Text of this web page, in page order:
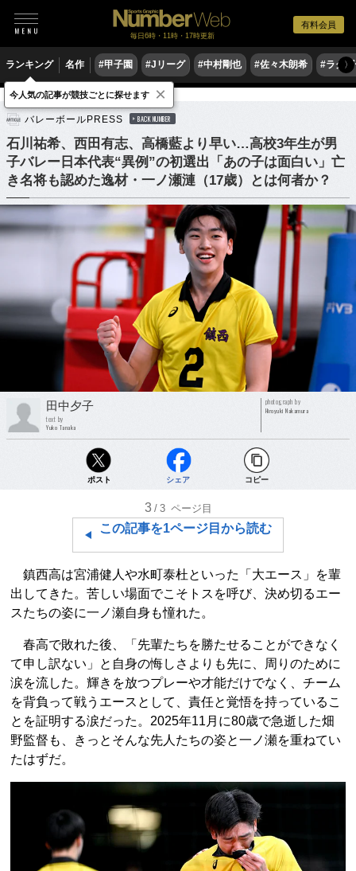
有料会員
毎日6時・11時・17時更新
ランキング 名作 #甲子園 #Jリーグ #中村剛也 #佐々木朗希 #ラグ〉
バレーボール バレーボール日本代表
バレーボールPRESS BACK NUMBER
石川祐希、西田有志、高橋藍より早い…高校3年生が男
子バレー日本代表“異例”の初選出「あの子は面白い」亡
き名将も認めた逸材・一ノ瀬漣（17歳）とは何者か？
田中夕子
text by
Yuko Tanaka
photograph by
Hiroyuki Nakamura
ポスト シェア コピー
3 /3 ページ目
この記事を1ページ目から読む
鎮西高は宮浦健人や水町泰杜といった「大エース」を輩
出してきた。苦しい場面でこそトスを呼び、決め切るエー
スたちの姿に一ノ瀬自身も憧れた。
春高で敗れた後、「先輩たちを勝たせることができなく
て申し訳ない」と自身の悔しさよりも先に、周りのために
涙を流した。輝きを放つプレーや才能だけでなく、チーム
を背負って戦うエースとして、責任と覚悟を持っているこ
とを証明する涙だった。2025年11月に80歳で急逝した畑
野監督も、きっとそんな先人たちの姿と一ノ瀬を重ねてい
たはずだ。
今人気の記事が競技ごとに探せます ×